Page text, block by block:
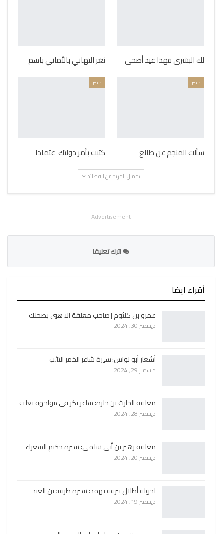
لك البشرى فهذا عيد أضحى ثغر التهاني بالأماني باسم
مصر
سألت المنجم عن طالع
مصر
كتبت بأمر دولتك اعتمادا
تحميل المزيد من القصائد
- Advertisement -
اترك تعليقا
أقراء ايضا
عمرو بن كلثوم | صاحب معلقة الا هبي بصحنك
ديسمبر 30, 2024
أشعار أبو نواس: سيرة شاعر الخمر التائب
ديسمبر 29, 2024
معلقة الحارث بن حلزة: شاعر بكر في مواجهة تغلب
ديسمبر 28, 2024
معلقة زهير بن أبي سلمى: سيرة حكيم الشعراء
ديسمبر 20, 2024
لخولة أطلال ببرقة ثهمد: سيرة طرفة بن العبد
ديسمبر 19, 2024